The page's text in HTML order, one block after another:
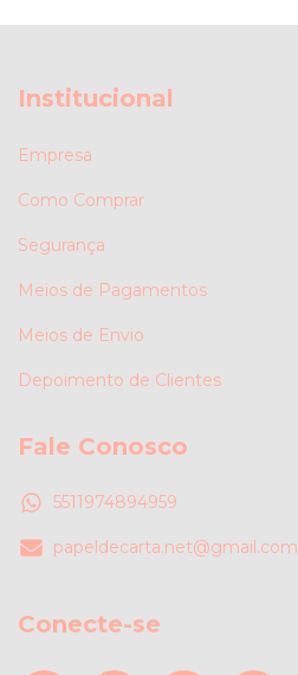
Institucional
Empresa
Como Comprar
Segurança
Meios de Pagamentos
Meios de Envio
Depoimento de Clientes
Fale Conosco
5511974894959
papeldecarta.net@gmail.com
Conecte-se